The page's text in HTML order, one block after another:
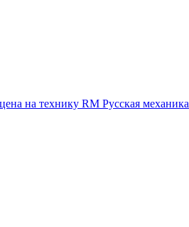
на технику RM Русская механика